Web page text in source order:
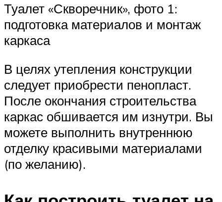
Туалет «Скворечник», фото 1:
подготовка материалов и монтаж
каркаса
В целях утепления конструкции
следует приобрести пенопласт.
После окончания строительства
каркас обшивается им изнутри. Вы
можете выполнить внутреннюю
отделку красивыми материалами
(по желанию).